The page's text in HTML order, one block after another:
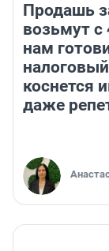
Продашь
возьмут с
нам
коснется
даже